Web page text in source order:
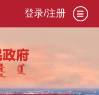
登录/注册